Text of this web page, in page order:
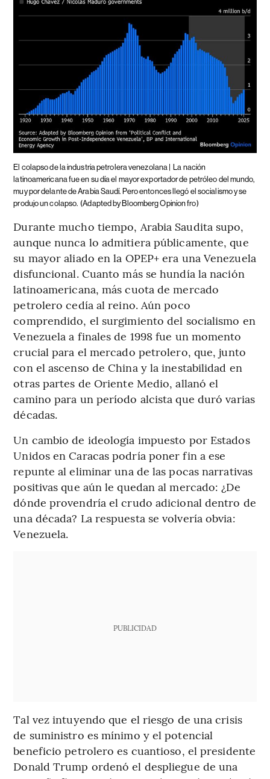
El colapso de la industria petrolera venezolana |
La nación
latinoamericana fue en su día el mayor exportador de petróleo del mundo,
muy por delante de Arabia Saudí. Pero entonces llegó el socialismo y se
produjo un colapso. (Adapted by Bloomberg Opinion fro)
Durante mucho tiempo, Arabia Saudita supo,
aunque nunca lo admitiera públicamente, que
su mayor aliado en la OPEP+ era una Venezuela
disfuncional. Cuanto más se hundía la nación
latinoamericana, más cuota de mercado
petrolero cedía al reino. Aún poco
comprendido, el surgimiento del socialismo en
Venezuela a finales de 1998 fue un momento
crucial para el mercado petrolero, que, junto
con el ascenso de China y la inestabilidad en
otras partes de Oriente Medio, allanó el
camino para un período alcista que duró varias
décadas.
Un cambio de ideología impuesto por Estados
Unidos en Caracas podría poner fin a ese
repunte al eliminar una de las pocas narrativas
positivas que aún le quedan al mercado: ¿De
dónde provendría el crudo adicional dentro de
una década? La respuesta se volvería obvia:
Venezuela.
PUBLICIDAD
Tal vez intuyendo que el riesgo de una crisis
de suministro es mínimo y el potencial
beneficio petrolero es cuantioso, el presidente
Donald Trump ordenó el despliegue de una